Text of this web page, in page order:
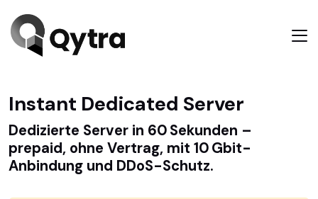
Instant Dedicated Server
Dedizierte Server in 60 Sekunden –
prepaid, ohne Vertrag, mit 10 Gbit-
Anbindung und DDoS-Schutz.